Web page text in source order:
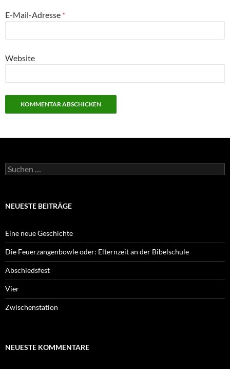
E-Mail-Adresse *
Website
Suchen
nach:
NEUESTE BEITRÄGE
Eine neue Geschichte
Die Feuerzangenbowle oder: Elternzeit an der Bibelschule
Abschiedsfest
Vier
Zwischenstation
NEUESTE KOMMENTARE